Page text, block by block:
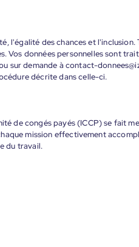
l'égalité des chances et
Vos données personnelles sont
sur demande à contact-
décrite dans celle-ci.
de congés payés (ICCP) se fait
mission effectivement
du travail.